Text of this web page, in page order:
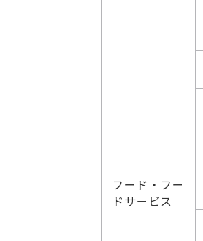
フード・フー
ドサービス